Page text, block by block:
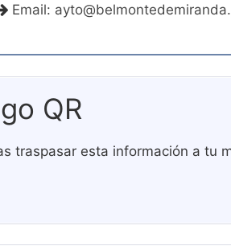
Email:
QR
traspasar esta información a tu